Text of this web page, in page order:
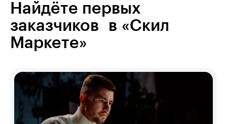
Найдёте первых
заказчиков в «Скил
Маркете»